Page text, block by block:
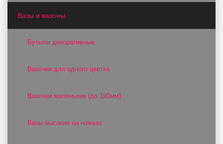
Вазы и вазоны
Бутыли декоративные
Вазочки для одного цветка
Вазочки маленькие (до 190мм)
Вазы высокие на ножках